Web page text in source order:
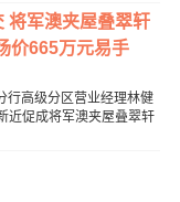
将军澳夹屋叠翠轩
价665万元易手
行高级分区营业经理林健
近促成将军澳夹屋叠翠轩